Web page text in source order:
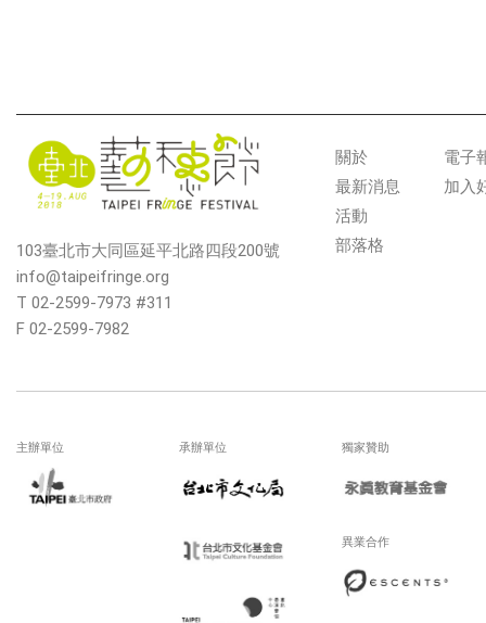
103臺北市大同區延平北路四段200號
info@taipeifringe.org
T 02-2599-7973 #311
F 02-2599-7982
關於
最新消息
活動
部落格
電子
加入
主辦單位 承辦單位 獨家贊助
異業合作